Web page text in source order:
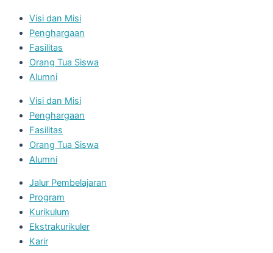
Visi dan Misi
Penghargaan
Fasilitas
Orang Tua Siswa
Alumni
Visi dan Misi
Penghargaan
Fasilitas
Orang Tua Siswa
Alumni
Jalur Pembelajaran
Program
Kurikulum
Ekstrakurikuler
Karir